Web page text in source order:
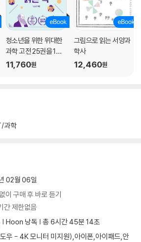
만들어낸 근현대 과학 명저
《인체의 구조에 관하여》 1543
라서다
》 1620
피아》 1665
류되었을까?
종에 관한 실험》 1866
》 1968
전달할까?
청소년을 위한 위대한
과학 고전 25권을 1권
으로 읽는 책
11,760원
그림으로 읽는 서양과
학사
12,460원
과학
02월 06일
이 구매 후 바로 듣기
간 제한없음
| Hoon 낭독 | 총 6시간 45분 14초
우 - 4K 모니터 미지원),아이폰,아이패드,안